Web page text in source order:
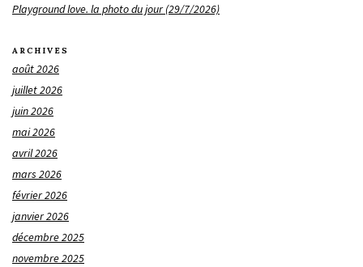
Playground love. la photo du jour (29/7/2026)
ARCHIVES
août 2026
juillet 2026
juin 2026
mai 2026
avril 2026
mars 2026
février 2026
janvier 2026
décembre 2025
novembre 2025